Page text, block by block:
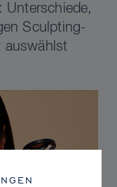
Unterschiede,
Sculpting-
auswählst